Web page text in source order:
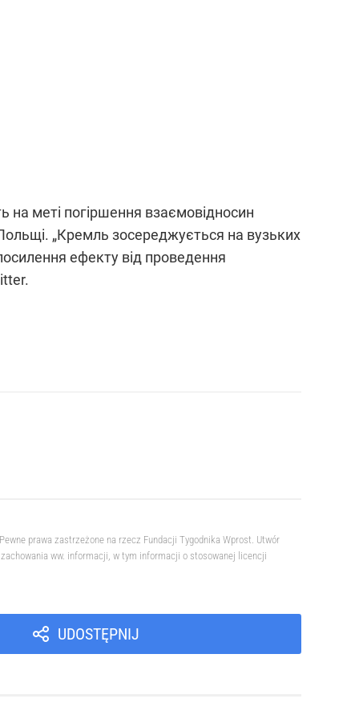
prawa zastrzeżone na rzecz Fundacji Tygodnika Wprost. Utwór
ww. informacji, w tym informacji o stosowanej licencji